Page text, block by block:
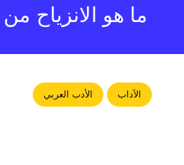
ما هو الانزياح
الآداب الأدب العربي